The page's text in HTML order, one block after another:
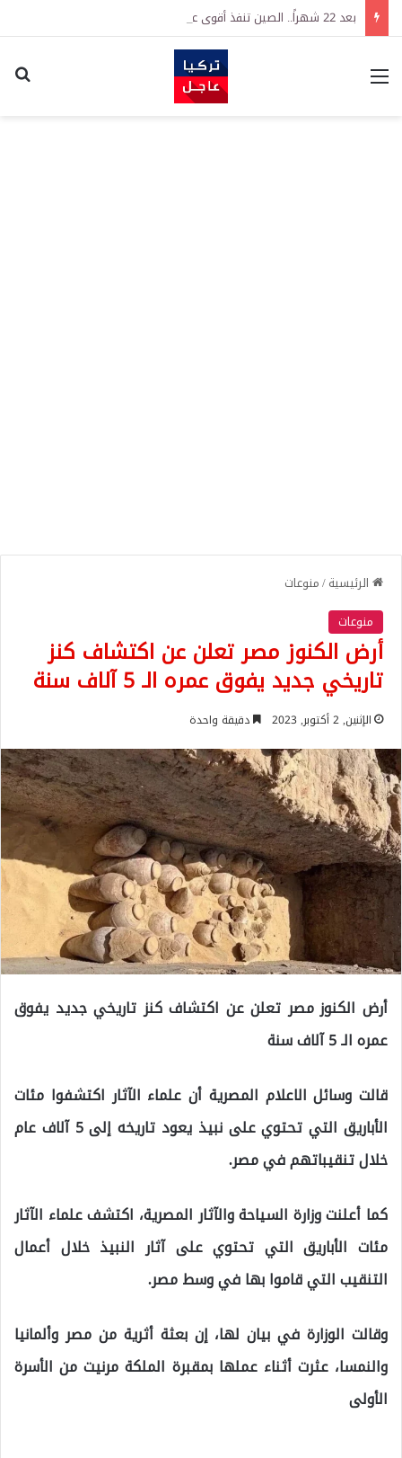
القائمة
الرئيسية/منوعات
منوعات
أرض الكنوز مصر تعلن عن اكتشاف كنز
تاريخي جديد يفوق عمره الـ 5 آلاف سنة
الإثنين, 2 أكتوبر, 2023 دقيقة واحدة
أرض الكنوز مصر تعلن عن اكتشاف كنز تاريخي جديد يفوق
عمره الـ 5 آلاف سنة
قالت وسائل الاعلام المصرية أن علماء الآثار اكتشفوا مئات
الأباريق التي تحتوي على نبيذ يعود تاريخه إلى 5 آلاف عام
خلال تنقيباتهم في مصر.
كما أعلنت وزارة السياحة والآثار المصرية، اكتشف علماء الآثار
مئات الأباريق التي تحتوي على آثار النبيذ خلال أعمال
التنقيب التي قاموا بها في وسط مصر.
وقالت الوزارة في بيان لها، إن بعثة أثرية من مصر وألمانيا
والنمسا، عثرت أثناء عملها بمقبرة الملكة مرنيت من الأسرة
الأولى